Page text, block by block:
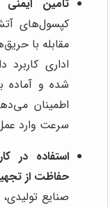
تأمین
کپسول‌های
مقابله با
اداری
شده و آماده
اطمینان
سرعت وارد
استفاده در
حفاظت از
صنایع